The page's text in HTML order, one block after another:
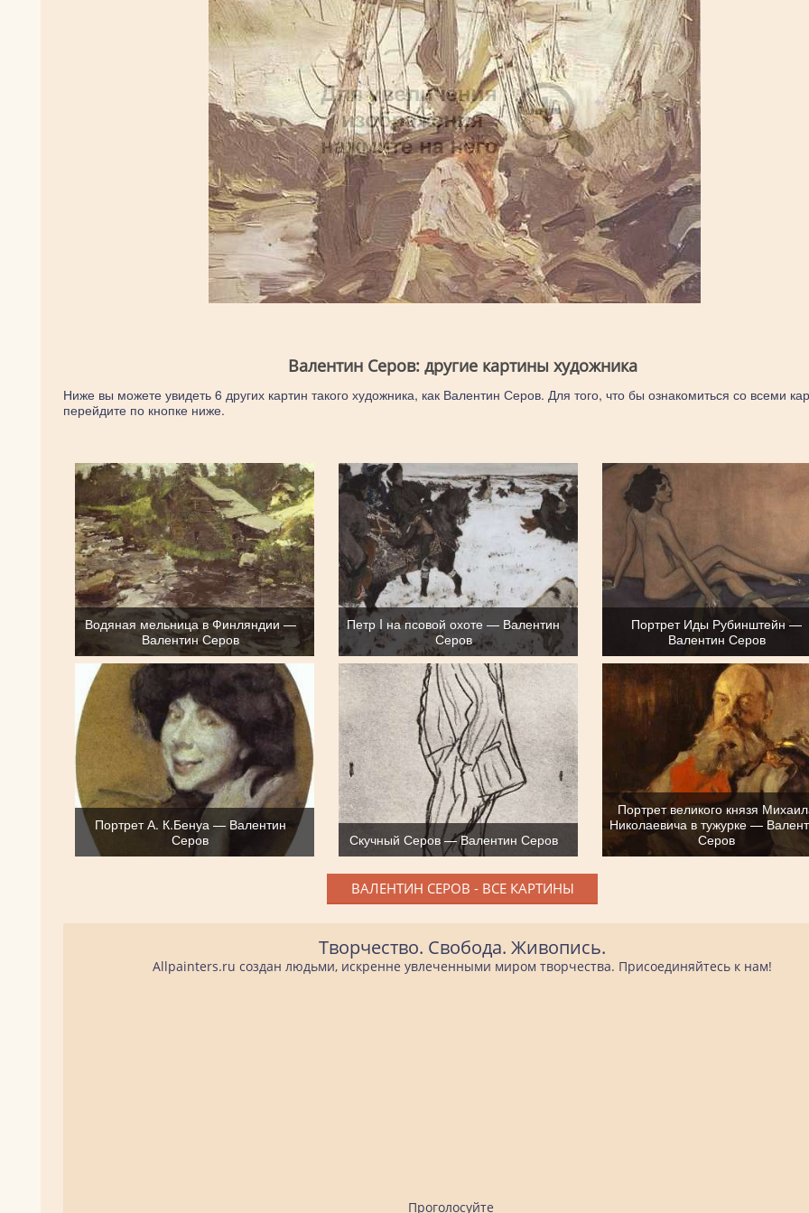
Валентин Серов: другие картины художника
Ниже вы можете увидеть 6 других картин такого художника, как Валентин Серов. Для того, что бы ознакомиться со всеми
перейдите по кнопке ниже.
Водяная мельница в Финляндии —
Валентин Серов
Петр I на псовой охоте — Валентин
Серов
Портрет Иды Рубинштейн —
Валентин Серов
Портрет А. К.Бенуа — Валентин
Серов
Скучный Серов — Валентин Серов
Портрет великого князя
Николаевича в тужурке —
Серов
ВАЛЕНТИН СЕРОВ - ВСЕ КАРТИНЫ
Творчество. Свобода. Живопись.
Allpainters.ru создан людьми, искренне увлеченными миром творчества. Присоединяйтесь к нам!
Проголосуйте